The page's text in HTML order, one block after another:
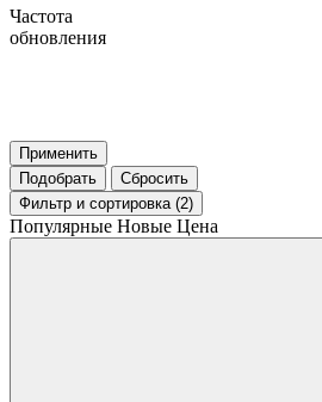
Частота
обновления
Применить
Подобрать
Сбросить
Фильтр и сортировка (2)
Популярные Новые Цена